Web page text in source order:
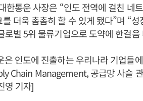
한통운 사장은 “인도 전역에 걸친 네
더욱 촘촘히 할 수 있게 됐다”며 “
로벌 5위 물류기업으로 도약에 한걸
은 인도에 진출하는 우리나라 기업들
Chain Management, 공급망 사슬
영 기자]